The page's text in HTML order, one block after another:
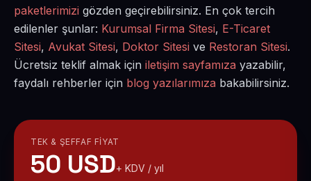
paketlerimizi gözden geçirebilirsiniz. En çok tercih
edilenler şunlar: Kurumsal Firma Sitesi, E-Ticaret
Sitesi, Avukat Sitesi, Doktor Sitesi ve Restoran Sitesi.
Ücretsiz teklif almak için iletişim sayfamıza yazabilir,
faydalı rehberler için blog yazılarımıza bakabilirsiniz.
TEK & ŞEFFAF FIYAT
50 USD+ KDV / yıl